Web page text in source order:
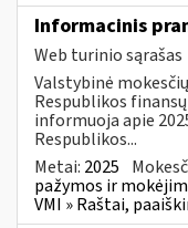
Informacinis
Web turinio sąrašas
Valstybinė
Respublikos
informuoja apie
Respublikos...
Metai: 2025
pažymos ir
VMI » Raštai,